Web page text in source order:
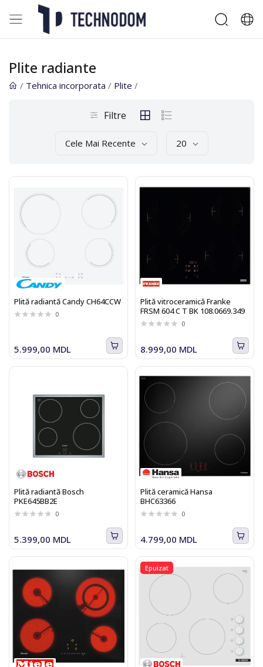
Plite radiante
/ Tehnica incorporata / Plite /
Filtre
Cele Mai Recente 20
Plită radiantă Candy CH64CCW
0
5.999,00 MDL
Plită vitroceramică Franke
FRSM 604 C T BK 108.0669.349
0
8.999,00 MDL
Plită radiantă Bosch
PKE645BB2E
0
5.399,00 MDL
Plită ceramică Hansa
BHC63366
0
4.799,00 MDL
Epuizat